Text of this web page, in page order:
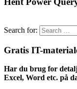
Search for:
Gratis IT-
Har du brug for
Excel, Word etc. på